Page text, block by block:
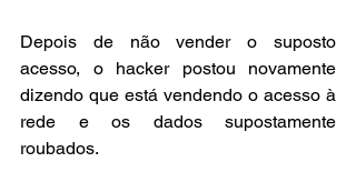
Depois de não vender o suposto
acesso, o hacker postou novamente
dizendo que está vendendo o acesso à
rede e os dados supostamente
roubados.